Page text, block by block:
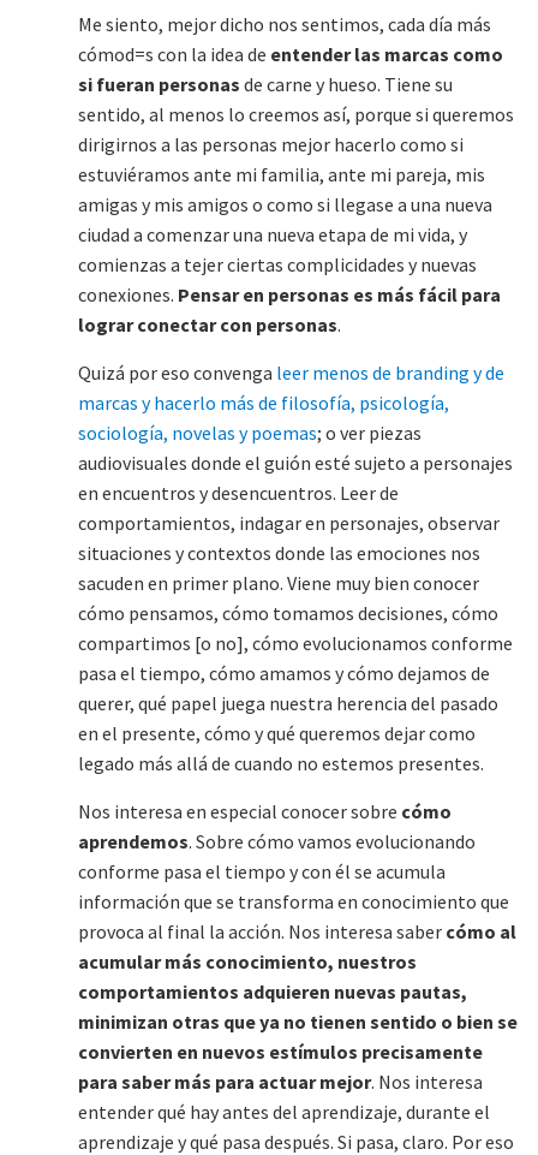
Me siento, mejor dicho nos sentimos, cada día más
cómod=s con la idea de entender las marcas como
si fueran personas de carne y hueso. Tiene su
sentido, al menos lo creemos así, porque si queremos
dirigirnos a las personas mejor hacerlo como si
estuviéramos ante mi familia, ante mi pareja, mis
amigas y mis amigos o como si llegase a una nueva
ciudad a comenzar una nueva etapa de mi vida, y
comienzas a tejer ciertas complicidades y nuevas
conexiones. Pensar en personas es más fácil para
lograr conectar con personas.
Quizá por eso convenga leer menos de branding y de
marcas y hacerlo más de filosofía, psicología,
sociología, novelas y poemas; o ver piezas
audiovisuales donde el guión esté sujeto a personajes
en encuentros y desencuentros. Leer de
comportamientos, indagar en personajes, observar
situaciones y contextos donde las emociones nos
sacuden en primer plano. Viene muy bien conocer
cómo pensamos, cómo tomamos decisiones, cómo
compartimos [o no], cómo evolucionamos conforme
pasa el tiempo, cómo amamos y cómo dejamos de
querer, qué papel juega nuestra herencia del pasado
en el presente, cómo y qué queremos dejar como
legado más allá de cuando no estemos presentes.
Nos interesa en especial conocer sobre cómo
aprendemos. Sobre cómo vamos evolucionando
conforme pasa el tiempo y con él se acumula
información que se transforma en conocimiento que
provoca al final la acción. Nos interesa saber cómo al
acumular más conocimiento, nuestros
comportamientos adquieren nuevas pautas,
minimizan otras que ya no tienen sentido o bien se
convierten en nuevos estímulos precisamente
para saber más para actuar mejor. Nos interesa
entender qué hay antes del aprendizaje, durante el
aprendizaje y qué pasa después. Si pasa, claro. Por eso